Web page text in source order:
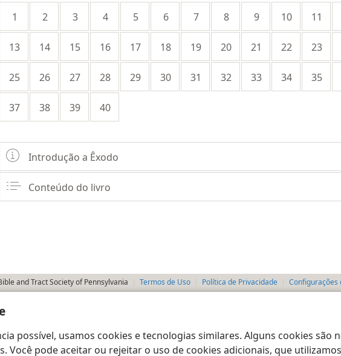
possível, usamos cookies e tecnologias similares. Alguns cookies são
Você pode aceitar ou rejeitar o uso de cookies adicionais, que
1 2 3 4 5 6 7 8 9 10 11
13 14 15 16 17 18 19 20 21 22 23
25 26 27 28 29 30 31 32 33 34 35
37 38 39 40
Introdução a Êxodo
Conteúdo do livro
and Tract Society of Pennsylvania Termos de Uso Política de Privacidade Configurações